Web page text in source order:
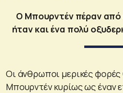
Ο Μπουρντέν πέραν από
ήταν και ένα πολύ
Οι άνθρωποι μερικές φορές
Μπουρντέν κυρίως ως έναν